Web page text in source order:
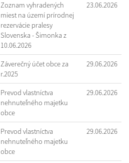
Zoznam vyhradených
miest na území prírodnej
rezervácie pralesy
Slovenska - Šimonka z
10.06.2026
23.06.2026
Záverečný účet obce za
r.2025
29.06.2026
Prevod vlastníctva
nehnuteľného majetku
obce
29.06.2026
Prevod vlastníctva
nehnuteľného majetku
obce
29.06.2026